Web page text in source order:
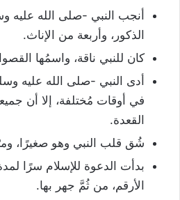
أنجب النبي -صلى الله عليه
الذكور، وأربعة من الإناث.
كان للنبي ناقة، واسمُها
أدى النبي -صلى الله عليه
في أوقات مُختلفة، إلا أن
القعدة.
شُق قلب النبي وهو صغيرًا،
بدأت الدعوة للإسلام سرًا
الأرقم، من ثُمَّ جهر بها.